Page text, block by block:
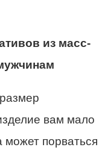
из масс-
вам мало
может порваться